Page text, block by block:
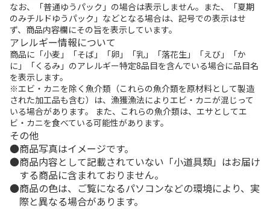
なお、「普通ゆうパック」の場合は表示しません。また、「夏期
のみチルドゆうパック」などとなる場合は、記号での表示はせ
ず、商品内容欄にその旨を表示しています。
アレルギー情報について
商品に「小麦」「そば」「卵」「乳」「落花生」「えび」「か
に」「くるみ」のアレルギー特定8品目を含んでいる場合に品目名
を表示します。
※エビ・カニを除く魚介類（これらの魚介類を原材料として製造
された加工品も含む）は、漁獲漁法によりエビ・カニが混じって
いる場合があります。 また、これらの魚介類は、エサとしてエ
ビ・カニを食べている可能性があります。
その他
商品写真はイメージです。
商品内容として記載されていない「小道具類」はお届け
する商品に含まれておりません。
商品の色は、ご覧になるパソコンなどの環境により、実
際と異なる場合があります。